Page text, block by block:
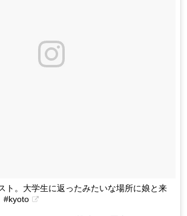
ト。大学生に返ったみたいな場所に娘と来
#kyoto